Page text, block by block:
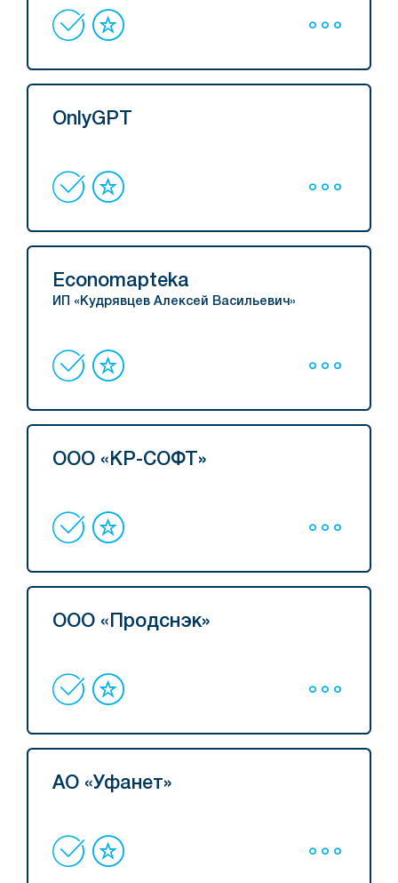
OnlyGPT
Economapteka
ИП «Кудрявцев Алексей Васильевич»
ООО «КР-СОФТ»
ООО «Продснэк»
АО «Уфанет»